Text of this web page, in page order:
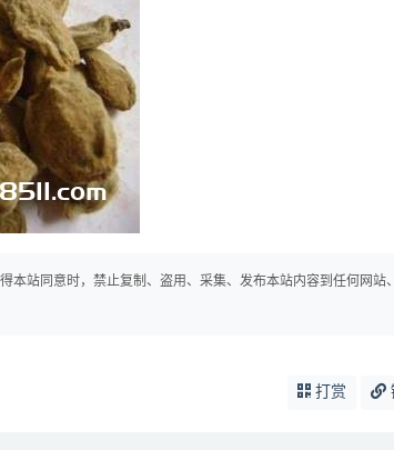
本站同意时，禁止复制、盗用、采集、发布本站内容到任何网站
打赏